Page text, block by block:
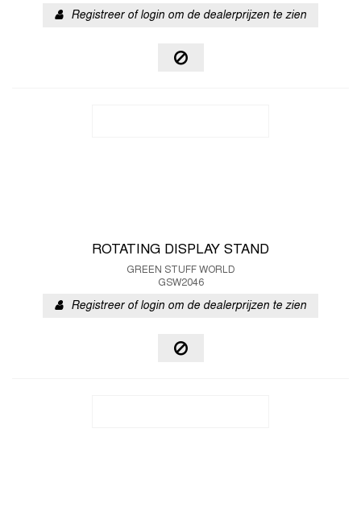
Registreer of login om de dealerprijzen te zien
ROTATING DISPLAY STAND
GREEN STUFF WORLD
GSW2046
Registreer of login om de dealerprijzen te zien